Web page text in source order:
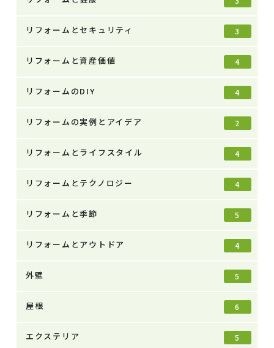
リフォームとセキュリティ 3
リフォームと資産価値 4
リフォームのDIY 4
リフォームの実例とアイデア 2
リフォームとライフスタイル 4
リフォームとテクノロジー 4
リフォームと季節 5
リフォームとアウトドア 4
外壁 5
屋根 6
エクステリア 5